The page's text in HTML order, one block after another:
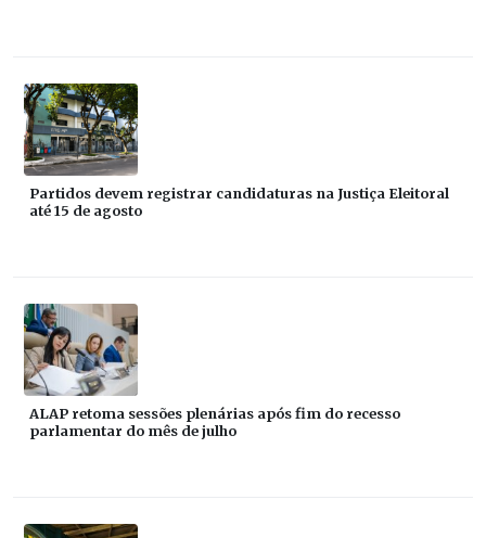
Partidos devem registrar candidaturas na Justiça Eleitoral
até 15 de agosto
ALAP retoma sessões plenárias após fim do recesso
parlamentar do mês de julho